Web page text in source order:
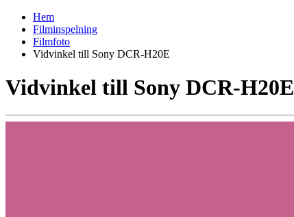
Hem
Filminspelning
Filmfoto
Vidvinkel till Sony DCR-H20E
Vidvinkel till Sony DCR-H20E